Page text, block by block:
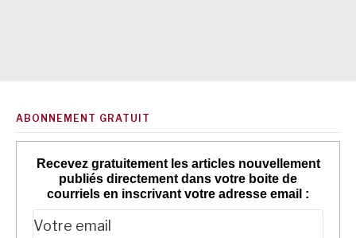
ABONNEMENT GRATUIT
Recevez gratuitement les articles nouvellement
publiés directement dans votre boite de
courriels en inscrivant votre adresse email :